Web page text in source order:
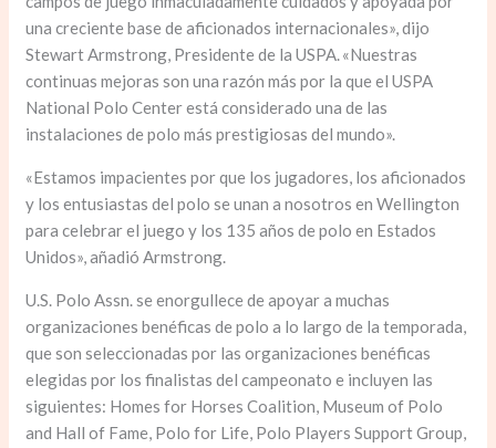
una creciente base de aficionados internacionales», dijo
Stewart Armstrong, Presidente de la USPA. «Nuestras
continuas mejoras son una razón más por la que el USPA
National Polo Center está considerado una de las
instalaciones de polo más prestigiosas del mundo».
«Estamos impacientes por que los jugadores, los aficionados
y los entusiastas del polo se unan a nosotros en Wellington
para celebrar el juego y los 135 años de polo en Estados
Unidos», añadió Armstrong.
U.S. Polo Assn. se enorgullece de apoyar a muchas
organizaciones benéficas de polo a lo largo de la temporada,
que son seleccionadas por las organizaciones benéficas
elegidas por los finalistas del campeonato e incluyen las
siguientes: Homes for Horses Coalition, Museum of Polo
and Hall of Fame, Polo for Life, Polo Players Support Group,